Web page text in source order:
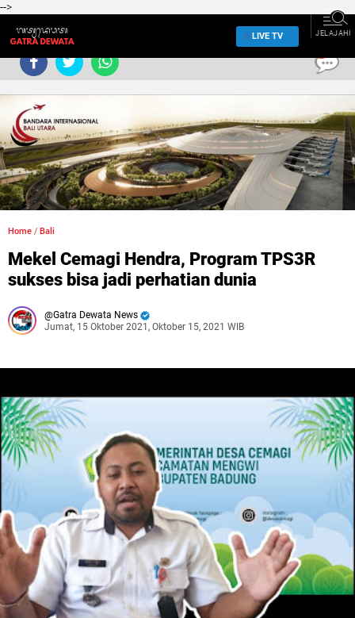
-->
LIVE TV JELAJAHI
Home / Bali
Mekel Cemagi Hendra, Program TPS3R
sukses bisa jadi perhatian dunia
Gatra Dewata News
Jumat, 15 Oktober 2021, Oktober 15, 2021 WIB